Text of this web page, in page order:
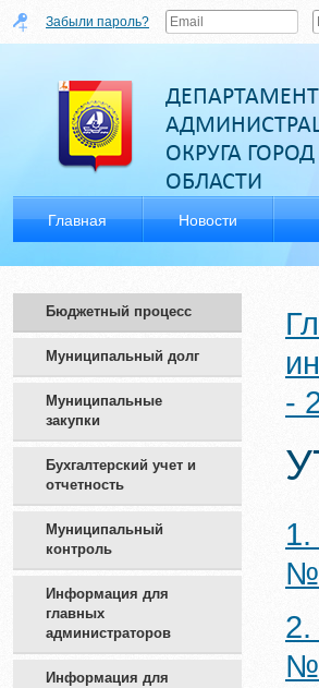
Бюджетный процесс
Муниципальный долг
Муниципальные
закупки
Бухгалтерский учет и
отчетность
Муниципальный
контроль
Информация для
главных
администраторов
Информация для
-
2.
Забыли пароль?
ОКРУГА
ОБЛАСТИ
Главная Новости